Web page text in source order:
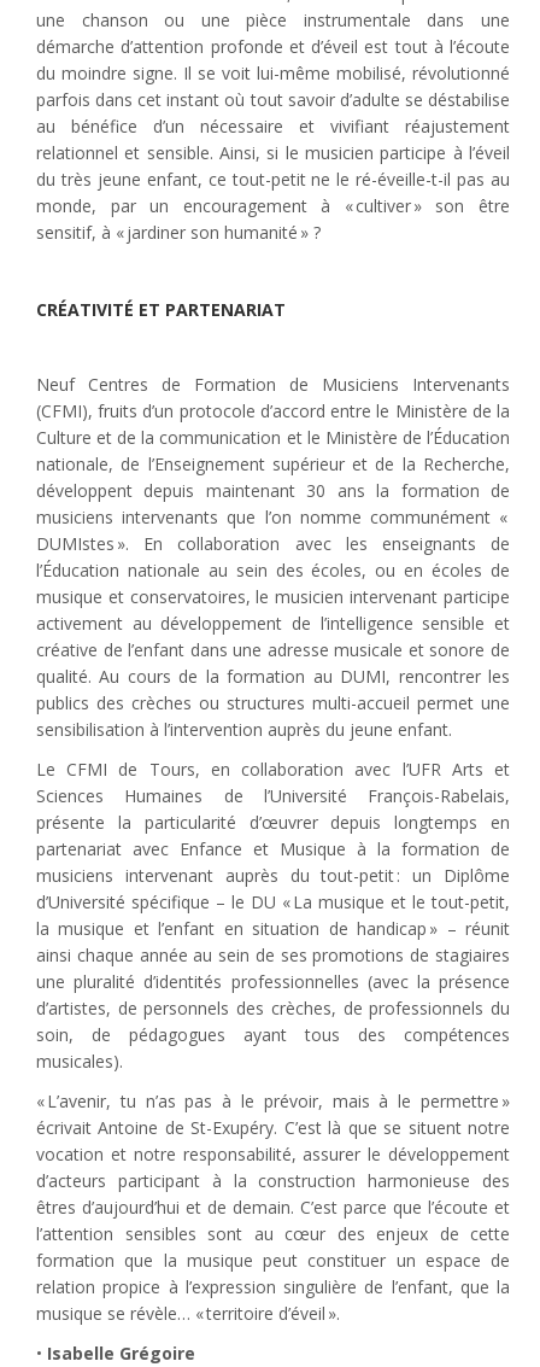
une chanson ou une pièce instrumentale dans une
démarche d’attention profonde et d’éveil est tout à l’écoute
du moindre signe. Il se voit lui-même mobilisé, révolutionné
parfois dans cet instant où tout savoir d’adulte se déstabilise
au bénéfice d’un nécessaire et vivifiant réajustement
relationnel et sensible. Ainsi, si le musicien participe à l’éveil
du très jeune enfant, ce tout-petit ne le ré-éveille-t-il pas au
monde, par un encouragement à « cultiver » son être
sensitif, à « jardiner son humanité » ?
CRÉATIVITÉ ET PARTENARIAT
Neuf Centres de Formation de Musiciens Intervenants
(CFMI), fruits d’un protocole d’accord entre le Ministère de la
Culture et de la communication et le Ministère de l’Éducation
nationale, de l’Enseignement supérieur et de la Recherche,
développent depuis maintenant 30 ans la formation de
musiciens intervenants que l’on nomme communément «
DUMIstes ». En collaboration avec les enseignants de
l’Éducation nationale au sein des écoles, ou en écoles de
musique et conservatoires, le musicien intervenant participe
activement au développement de l’intelligence sensible et
créative de l’enfant dans une adresse musicale et sonore de
qualité. Au cours de la formation au DUMI, rencontrer les
publics des crèches ou structures multi-accueil permet une
sensibilisation à l’intervention auprès du jeune enfant.
Le CFMI de Tours, en collaboration avec l’UFR Arts et
Sciences Humaines de l’Université François-Rabelais,
présente la particularité d’œuvrer depuis longtemps en
partenariat avec Enfance et Musique à la formation de
musiciens intervenant auprès du tout-petit : un Diplôme
d’Université spécifique – le DU « La musique et le tout-petit,
la musique et l’enfant en situation de handicap » – réunit
ainsi chaque année au sein de ses promotions de stagiaires
une pluralité d’identités professionnelles (avec la présence
d’artistes, de personnels des crèches, de professionnels du
soin, de pédagogues ayant tous des compétences
musicales).
« L’avenir, tu n’as pas à le prévoir, mais à le permettre »
écrivait Antoine de St-Exupéry. C’est là que se situent notre
vocation et notre responsabilité, assurer le développement
d’acteurs participant à la construction harmonieuse des
êtres d’aujourd’hui et de demain. C’est parce que l’écoute et
l’attention sensibles sont au cœur des enjeux de cette
formation que la musique peut constituer un espace de
relation propice à l’expression singulière de l’enfant, que la
musique se révèle… « territoire d’éveil ».
• Isabelle Grégoire